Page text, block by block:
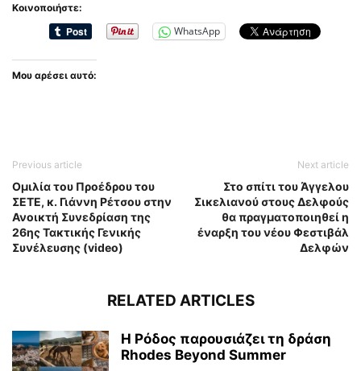
Κοινοποιήστε:
WhatsApp
Μου αρέσει αυτό:
Previous article
Ομιλία του Προέδρου του
ΣΕΤΕ, κ. Γιάννη Ρέτσου στην
Ανοικτή Συνεδρίαση της
26ης Τακτικής Γενικής
Συνέλευσης (video)
Next article
Στο σπίτι του Άγγελου
Σικελιανού στους Δελφούς
θα πραγματοποιηθεί η
έναρξη του νέου Φεστιβάλ
Δελφών
RELATED ARTICLES
Η Ρόδος παρουσιάζει τη δράση
Rhodes Beyond Summer